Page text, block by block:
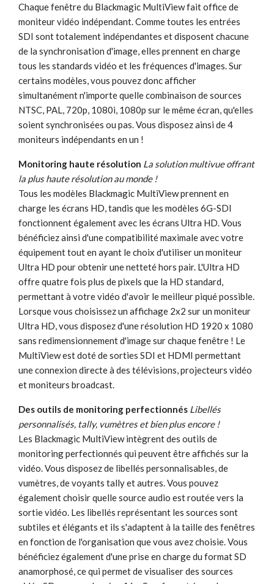
Chaque fenêtre du Blackmagic MultiView fait office de
moniteur vidéo indépendant. Comme toutes les entrées
SDI sont totalement indépendantes et disposent chacune
de la synchronisation d'image, elles prennent en charge
tous les standards vidéo et les fréquences d'images. Sur
certains modèles, vous pouvez donc afficher
simultanément n'importe quelle combinaison de sources
NTSC, PAL, 720p, 1080i, 1080p sur le même écran, qu'elles
soient synchronisées ou pas. Vous disposez ainsi de 4
moniteurs indépendants en un !
Monitoring haute résolution La solution multivue offrant
la plus haute résolution au monde !
Tous les modèles Blackmagic MultiView prennent en
charge les écrans HD, tandis que les modèles 6G-SDI
fonctionnent également avec les écrans Ultra HD. Vous
bénéficiez ainsi d'une compatibilité maximale avec votre
équipement tout en ayant le choix d'utiliser un moniteur
Ultra HD pour obtenir une netteté hors pair. L'Ultra HD
offre quatre fois plus de pixels que la HD standard,
permettant à votre vidéo d'avoir le meilleur piqué possible.
Lorsque vous choisissez un affichage 2x2 sur un moniteur
Ultra HD, vous disposez d'une résolution HD 1920 x 1080
sans redimensionnement d'image sur chaque fenêtre ! Le
MultiView est doté de sorties SDI et HDMI permettant
une connexion directe à des télévisions, projecteurs vidéo
et moniteurs broadcast.
Des outils de monitoring perfectionnés Libellés
personnalisés, tally, vumètres et bien plus encore !
Les Blackmagic MultiView intègrent des outils de
monitoring perfectionnés qui peuvent être affichés sur la
vidéo. Vous disposez de libellés personnalisables, de
vumètres, de voyants tally et autres. Vous pouvez
également choisir quelle source audio est routée vers la
sortie vidéo. Les libellés représentant les sources sont
subtiles et élégants et ils s'adaptent à la taille des fenêtres
en fonction de l'organisation que vous avez choisie. Vous
bénéficiez également d'une prise en charge du format SD
anamorphosé, ce qui permet de visualiser des sources